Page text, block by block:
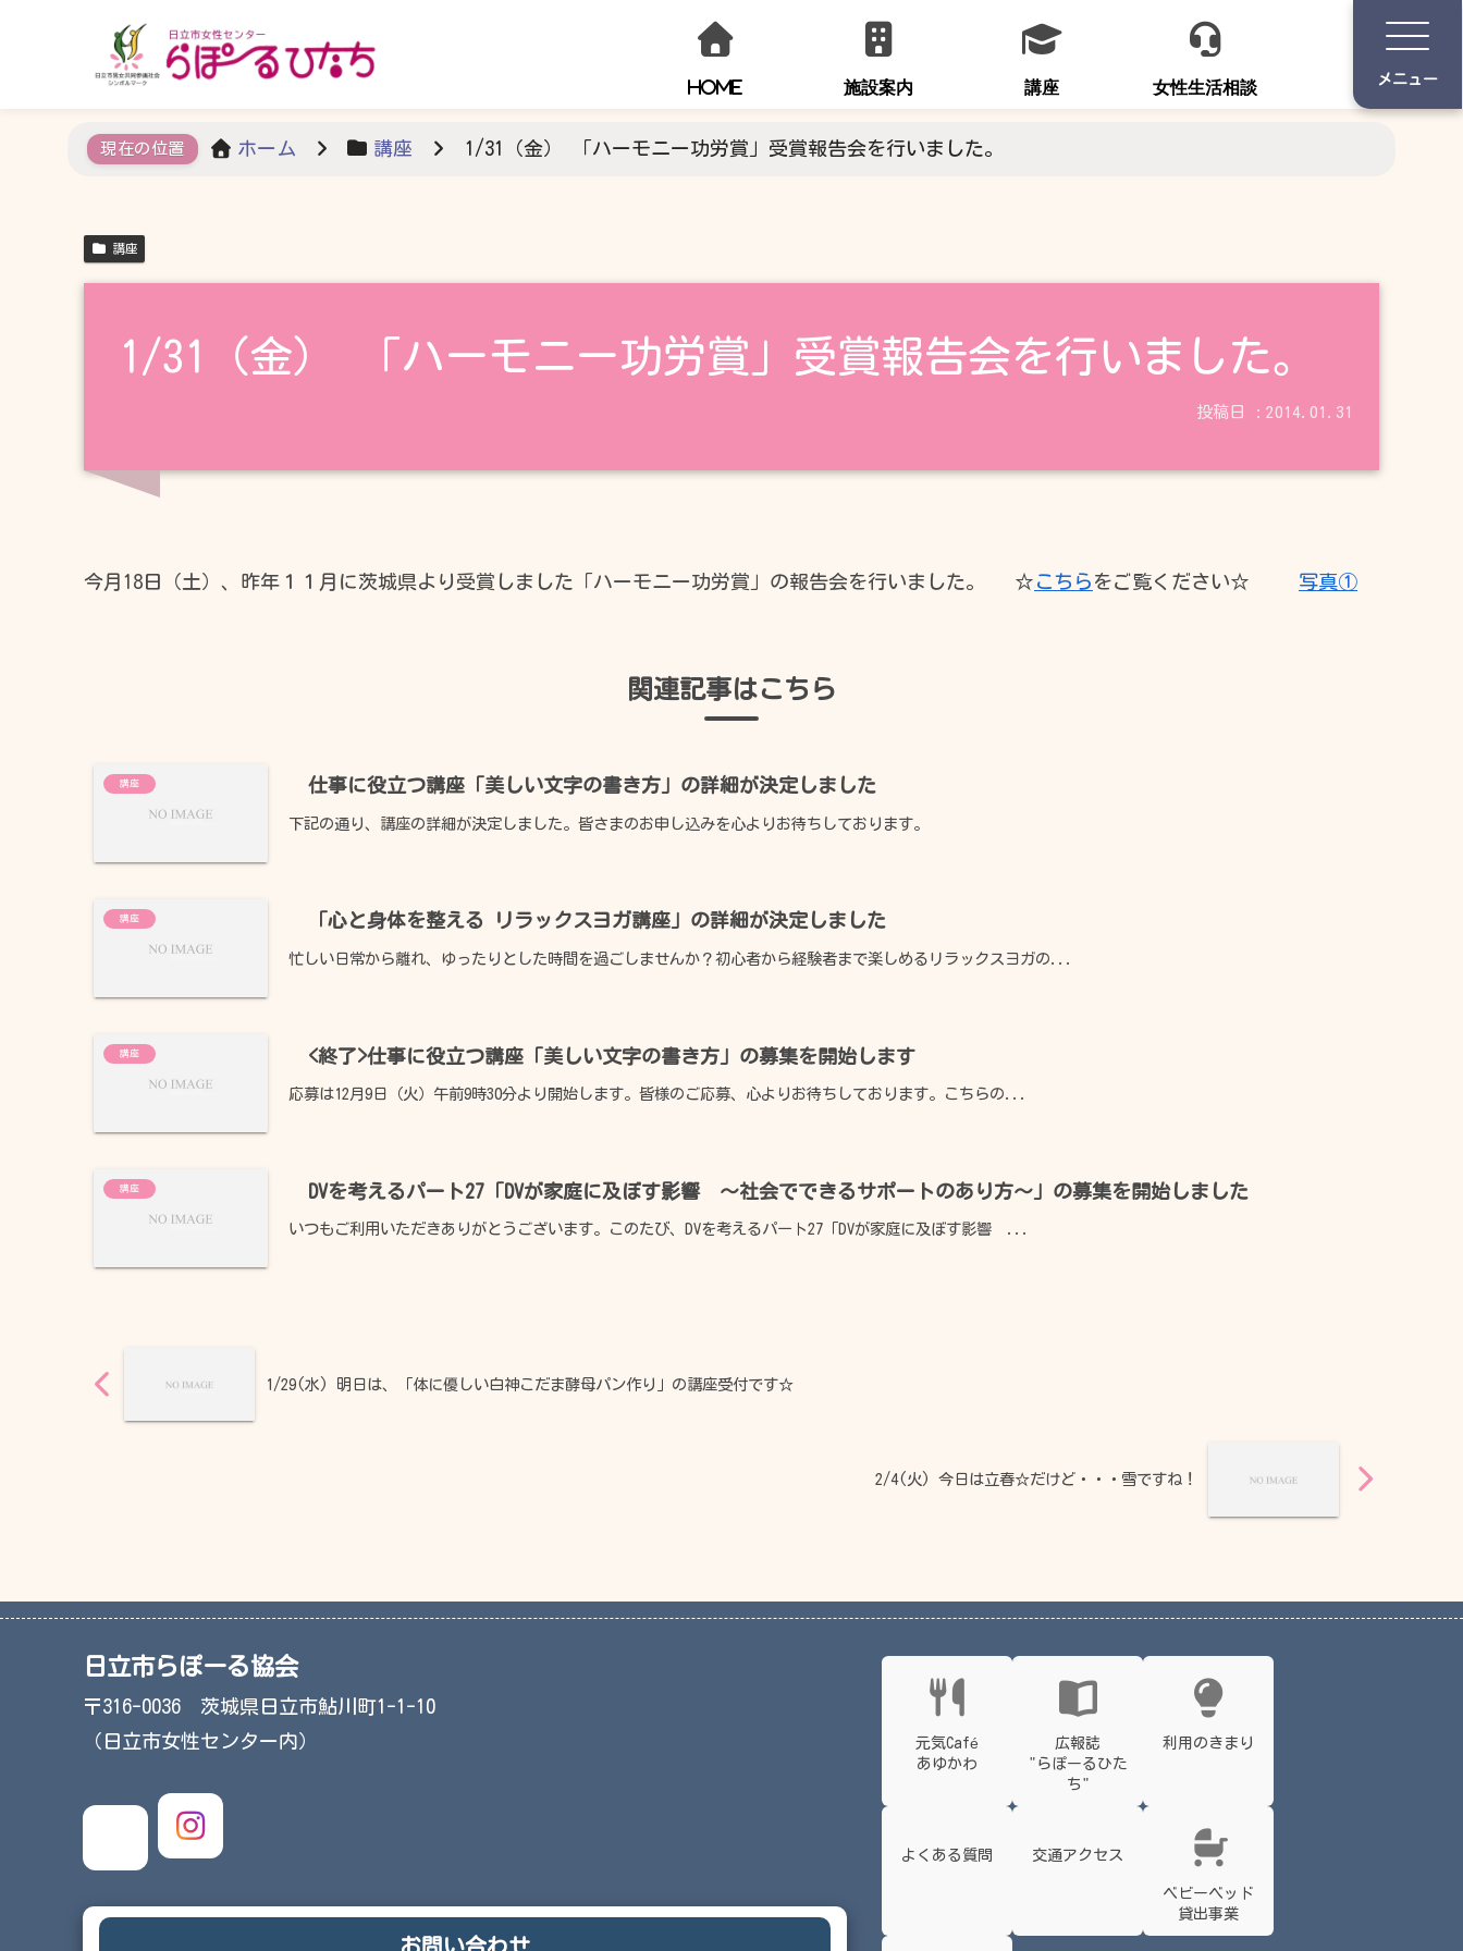
0294-36-0554
火～金曜日 9:00～21:00
時間 日 月 火 水 木 金
休 休
祝日の開館時間は、9：00～17：00です。
元気Café
広報誌
利用のきまり
よくある質問
貸出事業
HOME 施設案内 講座 女性生活相談
ホーム 講座 1/31（金） 「ハーモニー功労賞」受賞報告会を行いました。
講座
1/31（金） 「ハーモニー功労賞」受賞報告会を行いました。
2014.01.31
今月18日（土）、昨年１１月に茨城県より受賞しました「ハーモニー功労賞」の報告会を行いました。 ☆ こちら をご覧ください☆ 写真①
関連記事はこちら
講座 仕事に役立つ講座「美しい文字の書き方」の詳細が決定しました
下記の通り、講座の詳細が決定しました。皆さまのお申し込みを心よりお待ちしております。
講座 「心と身体を整える リラックスヨガ講座」の詳細が決定しました
忙しい日常から離れ、ゆったりとした時間を過ごしませんか？初心者から経験者まで楽しめるリラックスヨガの...
講座 <終了>仕事に役立つ講座「美しい文字の書き方」の募集を開始します
応募は12月9日（火）午前9時30分より開始します。皆様のご応募、心よりお待ちしております。こちらの...
講座 DVを考えるパート27「DVが家庭に及ぼす影響 ～社会でできるサポートのあり方～」の募集を開始しました
いつもご利用いただきありがとうございます。このたび、DVを考えるパート27「DVが家庭に及ぼす影響 ...
1/29(水) 明日は、「体に優しい白神こだま酵母パン作り」の講座受付です☆
2/4(火) 今日は立春☆だけど・・・雪ですね！
日立市らぽーる協会
〒316-0036 茨城県日立市鮎川町1-1-10
（日立市女性センター内）
お問い合わせ
元気Café
あゆかわ
広報誌
"らぽーるひた
ち"
利用のきまり
よくある質問 交通アクセス
ベビーベッド
貸出事業